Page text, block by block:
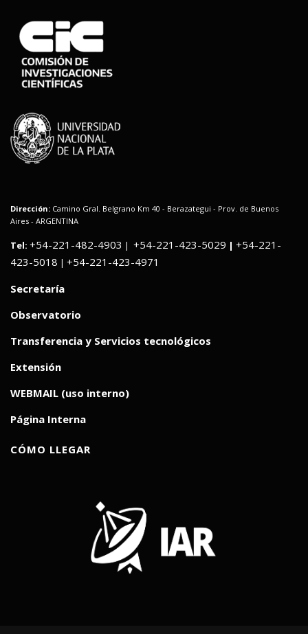
Dirección: Camino Gral. Belgrano Km 40 - Berazategui - Prov. de Buenos
Aires - ARGENTINA
Tel: +54-221-482-4903 | +54-221-423-5029 | +54-221-
423-5018 | +54-221-423-4971
Secretaría
Observatorio
Transferencia y Servicios tecnológicos
Extensión
WEBMAIL (uso interno)
Página Interna
CÓMO LLEGAR